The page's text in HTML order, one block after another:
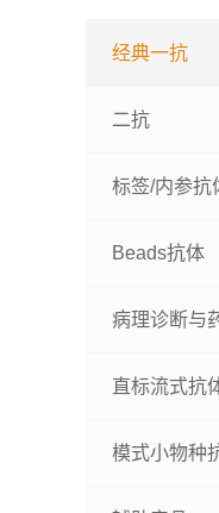
经典一抗
二抗
标签/内参抗
Beads抗体
病理诊断与
直标流式抗
模式小物种